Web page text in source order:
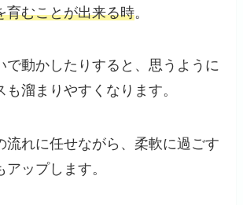
育むことが出来る時。
で動かしたりすると、思うように
溜まりやすくなります。
流れに任せながら、柔軟に過ごす
ップします。